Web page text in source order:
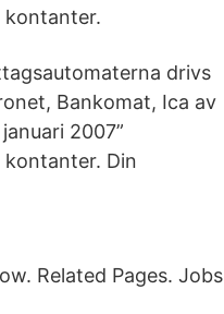
kontanter.
drivs
Bankomat, Ica av
2007”
Din
Related Pages. Jobs